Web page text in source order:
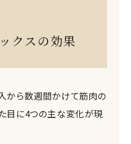
クスの効果
から数週間かけて筋肉の
目に4つの主な変化が現